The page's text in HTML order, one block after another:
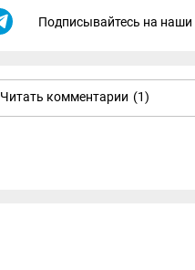
Подписывайтесь на
Читать комментарии (1)